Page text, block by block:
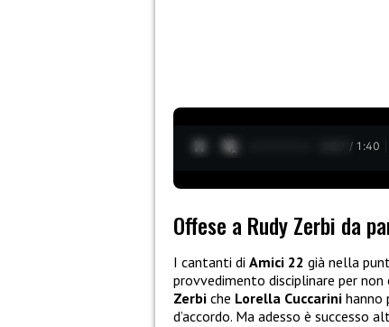
0:28 / 1:40
Offese a Rudy Zerbi da
I cantanti di Amici 22 già nella
provvedimento disciplinare per
Zerbi che Lorella Cuccarini hanno
d’accordo. Ma adesso è successo